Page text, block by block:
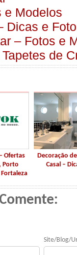
e Modelos
Dicas e
– Fotos e
de
Ofertas
Porto
Decoração
Casal –
Site/Blog/